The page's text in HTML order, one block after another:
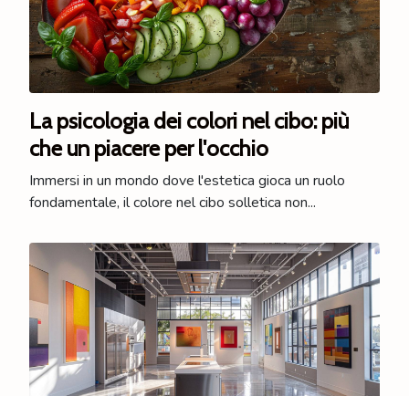
La psicologia dei colori nel cibo: più
che un piacere per l'occhio
Immersi in un mondo dove l'estetica gioca un ruolo
fondamentale, il colore nel cibo solletica non...